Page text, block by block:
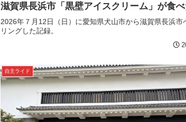
滋賀県長浜市「黒壁アイスクリーム」が食べ
2026年７月12日（日）に愛知県犬山市から滋賀県長浜市
リングした記録。
自主ライド